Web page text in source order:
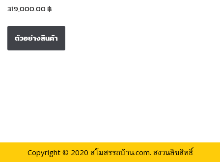
319,000.00 ฿
ตัวอย่างสินค้า
Copyright © 2020 สโมสรรถบ้าน.com. สงวนลิขสิทธิ์